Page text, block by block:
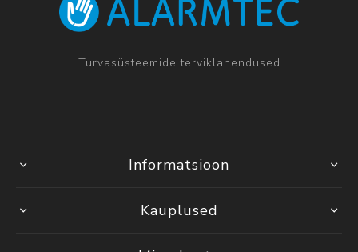
Turvasüsteemide terviklahendused
Informatsioon
Kauplused